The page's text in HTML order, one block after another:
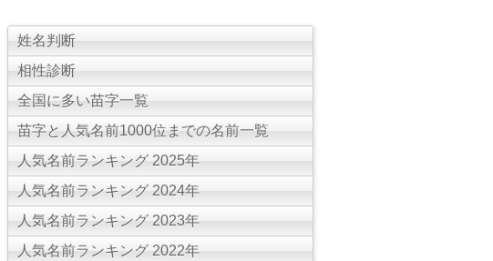
姓名判断
相性診断
全国に多い苗字一覧
苗字と人気名前1000位までの名前一覧
人気名前ランキング 2025年
人気名前ランキング 2024年
人気名前ランキング 2023年
人気名前ランキング 2022年